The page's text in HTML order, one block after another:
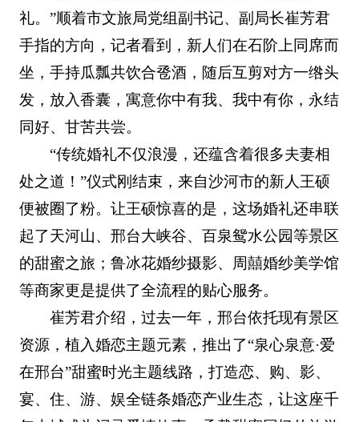
礼。”顺着市文旅局党组副书记、副局长崔芳君
手指的方向，记者看到，新人们在石阶上同席而
坐，手持瓜瓢共饮合卺酒，随后互剪对方一绺头
发，放入香囊，寓意你中有我、我中有你，永结
同好、甘苦共尝。
“传统婚礼不仅浪漫，还蕴含着很多夫妻相
处之道！”仪式刚结束，来自沙河市的新人王硕
便被圈了粉。让王硕惊喜的是，这场婚礼还串联
起了天河山、邢台大峡谷、百泉鸳水公园等景区
的甜蜜之旅；鲁冰花婚纱摄影、周囍婚纱美学馆
等商家更是提供了全流程的贴心服务。
崔芳君介绍，过去一年，邢台依托现有景区
资源，植入婚恋主题元素，推出了“泉心泉意·爱
在邢台”甜蜜时光主题线路，打造恋、购、影、
宴、住、游、娱全链条婚恋产业生态，让这座千